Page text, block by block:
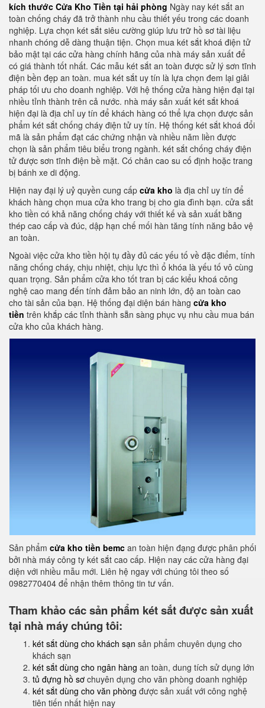
kích thước Cửa Kho Tiền tại hải phòng Ngày nay két sắt an
toàn chống cháy đã trở thành nhu cầu thiết yếu trong các doanh
nghiệp. Lựa chọn két sắt siêu cường giúp lưu trữ hồ sơ tài liệu
nhanh chóng dễ dàng thuận tiện. Chọn mua két sắt khoá điện tử
bảo mật tại các cửa hàng chính hãng của nhà máy sản xuất để
có giá thành tốt nhất. Các mẫu két sắt an toàn được sử lý sơn tĩnh
điện bền đẹp an toàn. mua két sắt uy tín là lựa chọn đem lại giải
pháp tối ưu cho doanh nghiệp. Với hệ thống cửa hàng hiện đại tại
nhiều tỉnh thành trên cả nước. nhà máy sản xuất két sắt khoá
hiện đại là địa chỉ uy tín để khách hàng có thể lựa chọn được sản
phẩm két sắt chống cháy điện tử uy tín. Hệ thống két sắt khoá đổi
mã là sản phẩm đạt các chứng nhận và nhiều năm liền được
chọn là sản phẩm tiêu biểu trong ngành. két sắt chống cháy điện
tử được sơn tĩnh điện bề mặt. Có chân cao su cố định hoặc trang
bị bánh xe di động.
Hiện nay đại lý uỷ quyền cung cấp cửa kho là địa chỉ uy tín để
khách hàng chọn mua cửa kho trang bị cho gia đình bạn. cửa sắt
kho tiền có khả năng chống cháy với thiết kế và sản xuất bằng
thép cao cấp và đúc, dập hạn chế mối hàn tăng tính năng bảo vệ
an toàn.
Ngoài việc cửa kho tiền hội tụ đầy đủ các yếu tố về đặc điểm, tính
năng chống cháy, chịu nhiệt, chịu lực thì ổ khóa là yếu tố vô cùng
quan trọng. Sản phẩm cửa kho tốt tran bị các kiểu khoá công
nghệ cao mang đến tính đảm bảo an ninh lớn, độ an toàn cao
cho tài sản của bạn. Hệ thống đại diện bán hàng cửa kho
tiền trên khắp các tỉnh thành sẵn sàng phục vụ nhu cầu mua bán
cửa kho của khách hàng.
Sản phẩm cửa kho tiền bemc an toàn hiện đạng được phân phối
bởi nhà máy công ty két sắt cao cấp. Hiện nay các cửa hàng đại
diện với nhiều mẫu mới. Liên hệ ngay với chúng tôi theo số
0982770404 để nhận thêm thông tin tư vấn.
Tham khảo các sản phẩm két sắt được sản xuất
tại nhà máy chúng tôi:
két sắt dùng cho khách sạn sản phẩm chuyên dụng cho
khách sạn
két sắt dùng cho ngân hàng an toàn, dung tích sử dụng lớn
tủ đựng hồ sơ chuyên dụng cho văn phòng doanh nghiệp
két sắt dùng cho văn phòng được sản xuất với công nghệ
tiên tiến nhất hiện nay